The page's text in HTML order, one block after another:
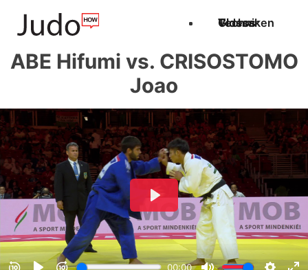
Techniken
Videos
Glossar
ABE Hifumi vs. CRISOSTOMO
Joao